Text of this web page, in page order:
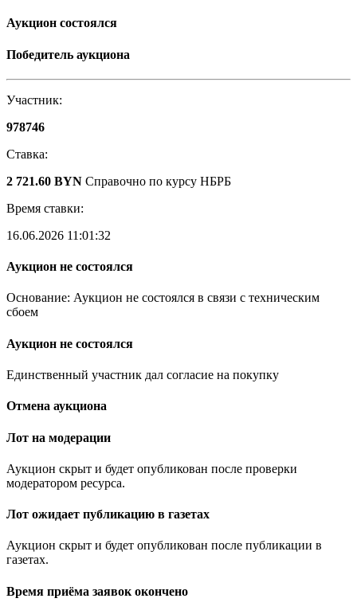
Аукцион состоялся
Победитель аукциона
Участник:
978746
Ставка:
2 721.60 BYN Справочно по курсу НБРБ
Время ставки:
16.06.2026 11:01:32
Аукцион не состоялся
Основание: Аукцион не состоялся в связи с техническим
сбоем
Аукцион не состоялся
Единственный участник дал согласие на покупку
Отмена аукциона
Лот на модерации
Аукцион скрыт и будет опубликован после проверки
модератором ресурса.
Лот ожидает публикацию в газетах
Аукцион скрыт и будет опубликован после публикации в
газетах.
Время приёма заявок окончено